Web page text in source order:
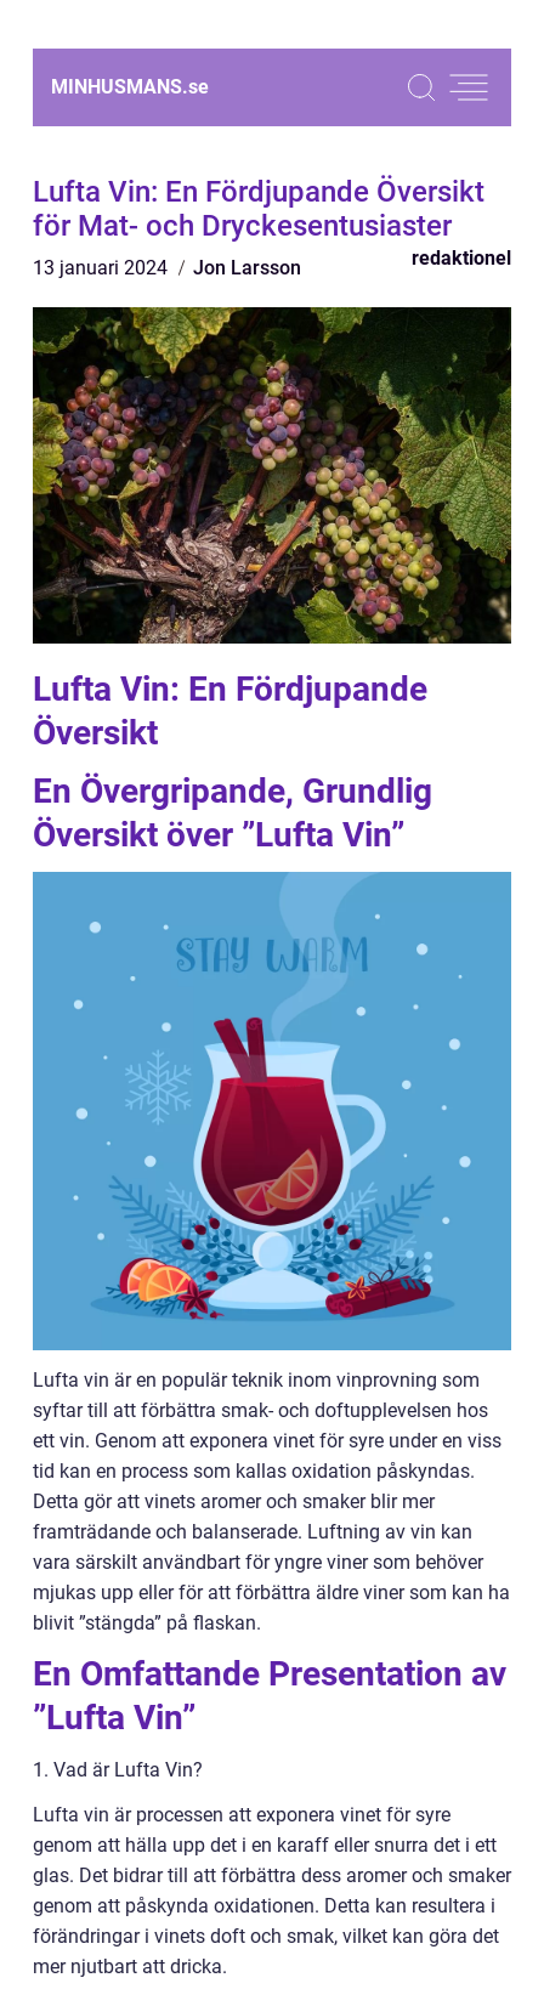
MINHUSMANS.se
Lufta Vin: En Fördjupande Översikt
för Mat- och Dryckesentusiaster
13 januari 2024 Jon Larsson redaktionel
Lufta Vin: En Fördjupande
Översikt
En Övergripande, Grundlig
Översikt över ”Lufta Vin”
Lufta vin är en populär teknik inom vinprovning som
syftar till att förbättra smak- och doftupplevelsen hos
ett vin. Genom att exponera vinet för syre under en viss
tid kan en process som kallas oxidation påskyndas.
Detta gör att vinets aromer och smaker blir mer
framträdande och balanserade. Luftning av vin kan
vara särskilt användbart för yngre viner som behöver
mjukas upp eller för att förbättra äldre viner som kan ha
blivit ”stängda” på flaskan.
En Omfattande Presentation av
”Lufta Vin”
1. Vad är Lufta Vin?
Lufta vin är processen att exponera vinet för syre
genom att hälla upp det i en karaff eller snurra det i ett
glas. Det bidrar till att förbättra dess aromer och smaker
genom att påskynda oxidationen. Detta kan resultera i
förändringar i vinets doft och smak, vilket kan göra det
mer njutbart att dricka.